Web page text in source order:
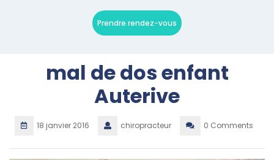
Prendre rendez-vous
mal de dos enfant
Auterive
18 janvier 2016 chiropracteur 0 Comments